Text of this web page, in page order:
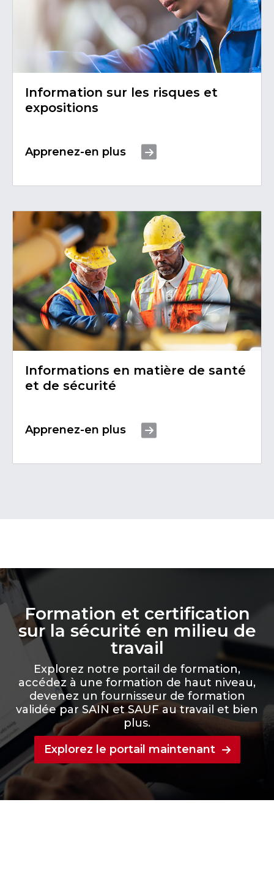
Information sur les risques et
expositions
Apprenez-en plus
Informations en matière de santé
et de sécurité
Apprenez-en plus
Formation et certification
sur la sécurité en milieu de
travail
Explorez notre portail de formation,
accédez à une formation de haut niveau,
devenez un fournisseur de formation
validée par SAIN et SAUF au travail et bien
plus.
Explorez le portail maintenant